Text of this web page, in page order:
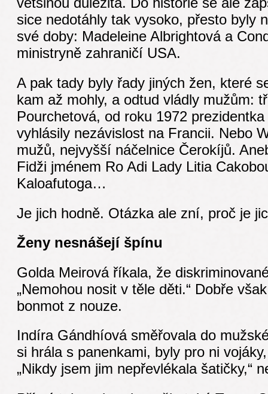
sice nedotáhly tak vysoko, přesto byly
své doby: Madeleine Albrightová a
ministryně zahraničí USA.
A pak tady byly řady jiných žen, které
kam až mohly, a odtud vládly mužům:
Pourchetová, od roku 1972
vyhlásily nezávislost na Francii. Nebo
mužů, nejvyšší náčelnice Čerokíjů.
Fidži jménem Ro Adi Lady Litia
Kaloafutoga…
Je jich hodně. Otázka ale zní, proč je
Ženy nesnášejí špínu
Golda Meirová říkala, že
„Nemohou nosit v těle děti.“ Dobře
bonmot z nouze.
Indíra Gándhíová směřovala do
si hrála s panenkami, byly pro ni
„Nikdy jsem jim nepřevlékala šatičky,“